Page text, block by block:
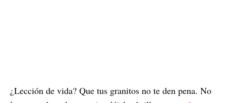
¿Lección de vida? Que tus granitos no te den pena. No